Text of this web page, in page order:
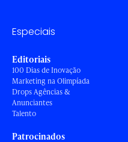
Especiais
Editoriais
100 Dias de Inovação
Marketing na Olimpíada
Drops Agências &
Anunciantes
Talento
Patrocinados